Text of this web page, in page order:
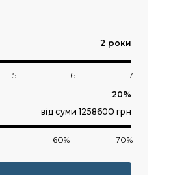
роки
5 6 7
від суми 1258600 грн
60% 70%